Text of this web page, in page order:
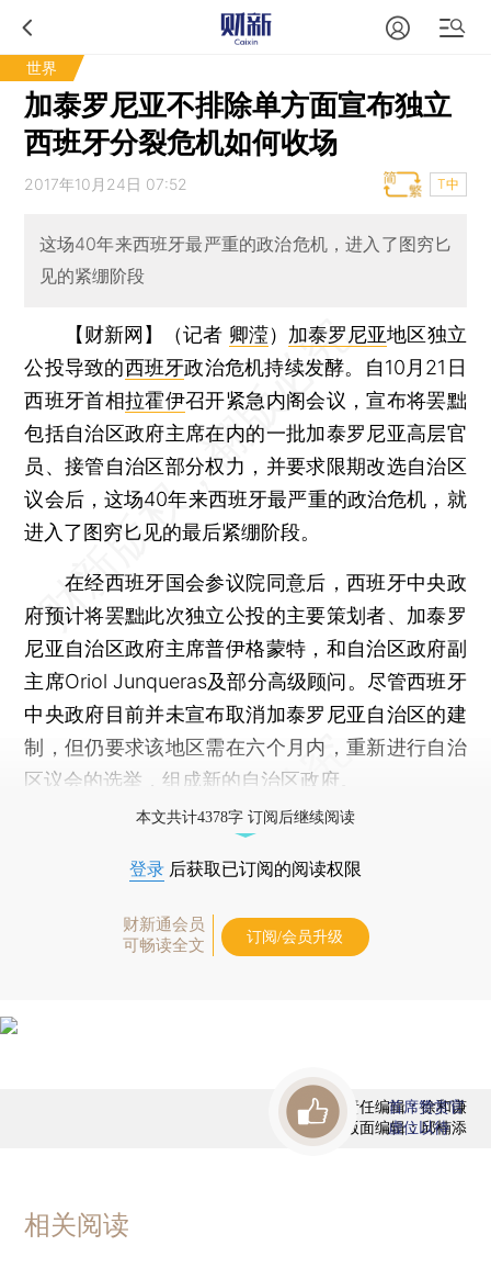
世界
加泰罗尼亚不排除单方面宣布独立
西班牙分裂危机如何收场
2017年10月24日 07:52 T中
这场40年来西班牙最严重的政治危机，进入了图穷匕
见的紧绷阶段
【财新网】（记者 卿滢） 加泰罗尼亚地区独立
公投导致的西班牙政治危机持续发酵。自10月21日
西班牙首相拉霍伊召开紧急内阁会议，宣布将罢黜
包括自治区政府主席在内的一批加泰罗尼亚高层官
员、接管自治区部分权力，并要求限期改选自治区
议会后，这场40年来西班牙最严重的政治危机，就
进入了图穷匕见的最后紧绷阶段。
在经西班牙国会参议院同意后，西班牙中央政
府预计将罢黜此次独立公投的主要策划者、加泰罗
尼亚自治区政府主席普伊格蒙特，和自治区政府副
主席Oriol Junqueras及部分高级顾问。尽管西班牙
中央政府目前并未宣布取消加泰罗尼亚自治区的建
制，但仍要求该地区需在六个月内，重新进行自治
区议会的选举，组成新的自治区政府。
本文共计4378字 订阅后继续阅读
登录 后获取已订阅的阅读权限
财新通会员
可畅读全文
订阅/会员升级
责任编辑：徐和谦
版面编辑：邱楠添
首席赞赏官
虚位以待
相关阅读